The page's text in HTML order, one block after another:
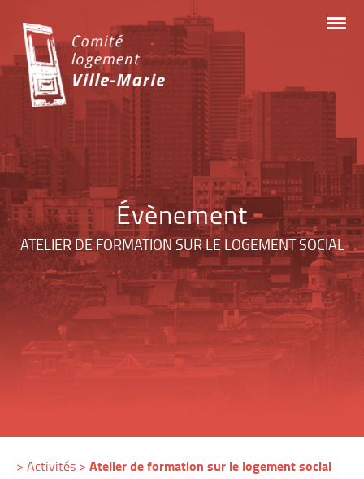
content
Évènement
ATELIER DE FORMATION SUR LE LOGEMENT SOCIAL
>Activités >Atelier de formation sur le logement social